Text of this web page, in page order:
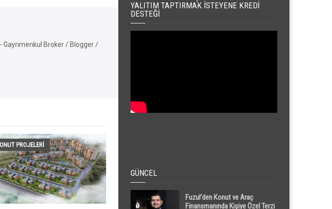
Gayrimenkul Broker / Blogger /
PROJELERI
YALITIM TAPTIRMAK İSTEYENE KREDI
DESTEĞI
GÜNCEL
Fuzul’den Konut ve Araç
Finansmanında Kişiye Özel Terzi